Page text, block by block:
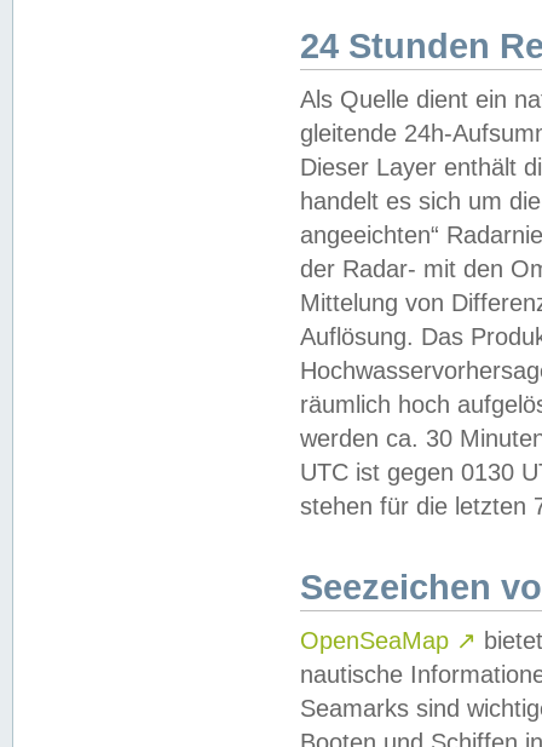
24 Stunden
Als Quelle dient ein
gleitende 24h-
Dieser Layer enthält
handelt es sich um
angeeichten“
der Radar- mit den
Mittelung von
Auflösung. Das
räumlich hoch
werden ca. 30
UTC ist gegen 0130
stehen für die letzten
Seezeichen
OpenSeaMap ↗
nautische
Seamarks sind